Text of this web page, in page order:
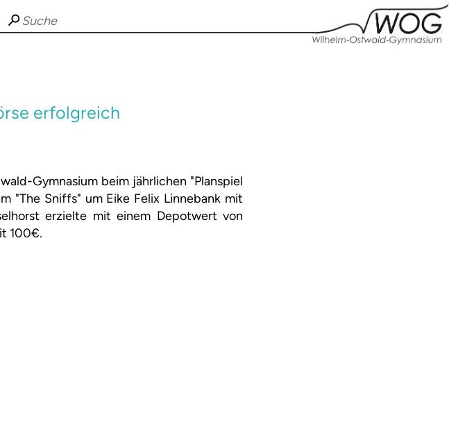
erfolgreich
Gymnasium beim jährlichen "Planspiel
"The Sniffs" um Eike Felix Linnebank mit
erzielte mit einem Depotwert von
100€.